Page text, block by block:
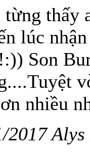
từng thấy
lúc
Son
nhiều
2017 Alys